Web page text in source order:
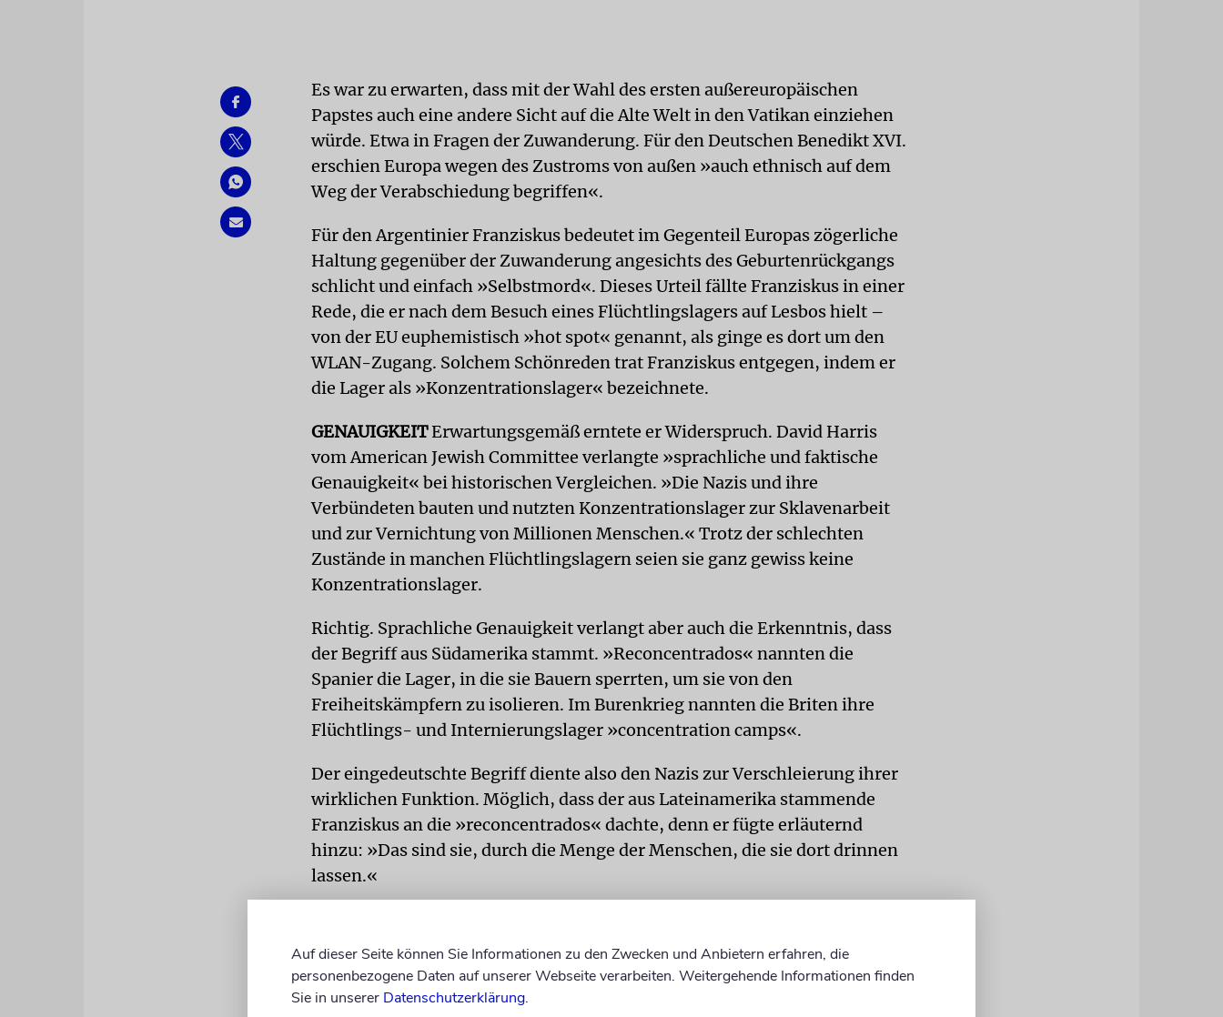
Es war zu erwarten, dass mit der Wahl des ersten außereuropäischen
Papstes auch eine andere Sicht auf die Alte Welt in den Vatikan einziehen
würde. Etwa in Fragen der Zuwanderung. Für den Deutschen Benedikt XVI.
erschien Europa wegen des Zustroms von außen »auch ethnisch auf dem
Weg der Verabschiedung begriffen«.
Für den Argentinier Franziskus bedeutet im Gegenteil Europas zögerliche
Haltung gegenüber der Zuwanderung angesichts des Geburtenrückgangs
schlicht und einfach »Selbstmord«. Dieses Urteil fällte Franziskus in einer
Rede, die er nach dem Besuch eines Flüchtlingslagers auf Lesbos hielt –
von der EU euphemistisch »hot spot« genannt, als ginge es dort um den
WLAN-Zugang. Solchem Schönreden trat Franziskus entgegen, indem er
die Lager als »Konzentrationslager« bezeichnete.
GENAUIGKEITErwartungsgemäß erntete er Widerspruch. David Harris
vom American Jewish Committee verlangte »sprachliche und faktische
Genauigkeit« bei historischen Vergleichen. »Die Nazis und ihre
Verbündeten bauten und nutzten Konzentrationslager zur Sklavenarbeit
und zur Vernichtung von Millionen Menschen.« Trotz der schlechten
Zustände in manchen Flüchtlingslagern seien sie ganz gewiss keine
Konzentrationslager.
Richtig. Sprachliche Genauigkeit verlangt aber auch die Erkenntnis, dass
der Begriff aus Südamerika stammt. »Reconcentrados« nannten die
Spanier die Lager, in die sie Bauern sperrten, um sie von den
Freiheitskämpfern zu isolieren. Im Burenkrieg nannten die Briten ihre
Flüchtlings- und Internierungslager »concentration camps«.
Der eingedeutschte Begriff diente also den Nazis zur Verschleierung ihrer
wirklichen Funktion. Möglich, dass der aus Lateinamerika stammende
Franziskus an die »reconcentrados« dachte, denn er fügte erläuternd
hinzu: »Das sind sie, durch die Menge der Menschen, die sie dort drinnen
lassen.«
Lager gewählt, in die so viele Juden nach der Befreiung aus dem KZ
gerieten. Ähnlich ergeht es den Syrern, die der Hölle von Aleppo entkamen
und nun als »displaced persons« in europäischen Lagern sitzen. Statt sich
Auf dieser Seite können Sie Informationen zu den Zwecken und Anbietern erfahren, die
personenbezogene Daten auf unserer Webseite verarbeiten. Weitergehende Informationen finden
Sie in unserer Datenschutzerklärung.